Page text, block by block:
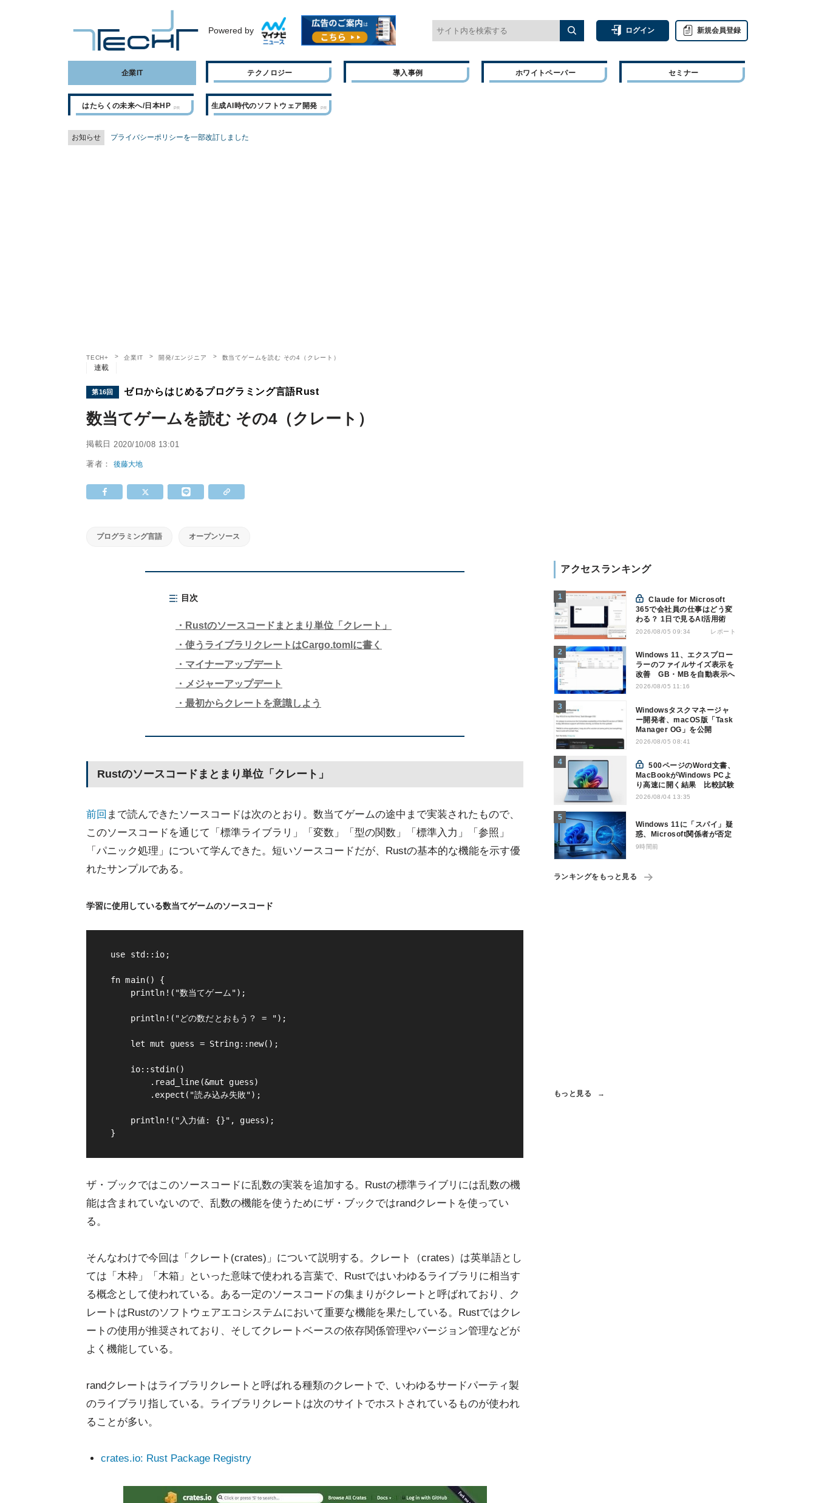
Powered by ログイン 新規会員登録
企業IT テクノロジー 導入事例 ホワイトペーパー セミナー
はたらくの未来へ/日本HP 生成AI時代のソフトウェア開発
お知らせ プライバシーポリシーを一部改訂しました
TECH+ 企業IT 開発/エンジニア 数当てゲームを読む その4（クレート）
連載
第16回 ゼロからはじめるプログラミング言語Rust
数当てゲームを読む その4（クレート）
掲載日 2020/10/08 13:01
著者：後藤大地
プログラミング言語 オープンソース
目次
Rustのソースコードまとまり単位「クレート」
使うライブラリクレートはCargo.tomlに書く
マイナーアップデート
メジャーアップデート
最初からクレートを意識しよう
Rustのソースコードまとまり単位「クレート」
前回 まで読んできたソースコードは次のとおり。数当てゲームの途中まで実装されたもので、
このソースコードを通じて「標準ライブラリ」「変数」「型の関数」「標準入力」「参照」
「パニック処理」について学んできた。短いソースコードだが、Rustの基本的な機能を示す優
れたサンプルである。
学習に使用している数当てゲームのソースコード
use std::io;
fn main() {
    println!("数当てゲーム");
    println!("どの数だとおもう？ = ");
    let mut guess = String::new();
    io::stdin()
        .read_line(&mut guess)
        .expect("読み込み失敗");
    println!("入力値: {}", guess);
ザ・ブックではこのソースコードに乱数の実装を追加する。Rustの標準ライブリには乱数の機
能は含まれていないので、乱数の機能を使うためにザ・ブックではrandクレートを使ってい
る。
そんなわけで今回は「クレート(crates)」について説明する。クレート（crates）は英単語とし
ては「木枠」「木箱」といった意味で使われる言葉で、Rustではいわゆるライブラリに相当す
る概念として使われている。ある一定のソースコードの集まりがクレートと呼ばれており、ク
レートはRustのソフトウェアエコシステムにおいて重要な機能を果たしている。Rustではクレ
ートの使用が推奨されており、そしてクレートベースの依存関係管理やバージョン管理などが
よく機能している。
randクレートはライブラリクレートと呼ばれる種類のクレートで、いわゆるサードパーティ製
のライブラリ指している。ライブラリクレートは次のサイトでホストされているものが使われ
ることが多い。
crates.io: Rust Package Registry
アクセスランキング
Claude for Microsoft
365で会社員の仕事はどう変
わる？ 1日で見るAI活用術
2026/08/05 09:34 レポート
Windows 11、エクスプロー
ラーのファイルサイズ表示を
改善 GB・MBを自動表示へ
2026/08/05 11:16
Windowsタスクマネージャ
ー開発者、macOS版「Task
Manager OG」を公開
2026/08/05 08:41
500ページのWord文書、
MacBookがWindows PCよ
り高速に開く結果 比較試験
2026/08/04 13:35
Windows 11に「スパイ」疑
惑、Microsoft関係者が否定
9時間前
ランキングをもっと見る
もっと見る